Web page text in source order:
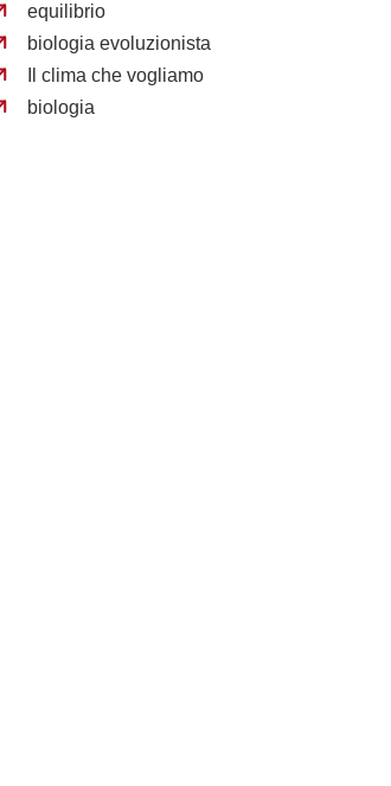
equilibrio
biologia evoluzionista
Il clima che vogliamo
biologia